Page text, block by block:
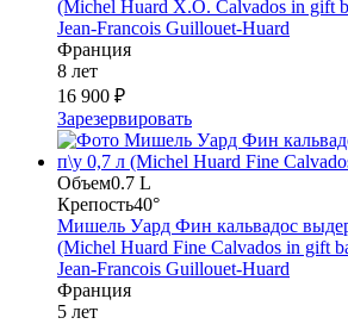
(Michel Huard X.O. Calvados in gift
Jean-Francois Guillouet-Huard
Франция
8 лет
16 900 ₽
Зарезервировать
Объем0.7 L
Крепость40°
Мишель Уард Фин кальвадос
(Michel Huard Fine Calvados in gift
Jean-Francois Guillouet-Huard
Франция
5 лет